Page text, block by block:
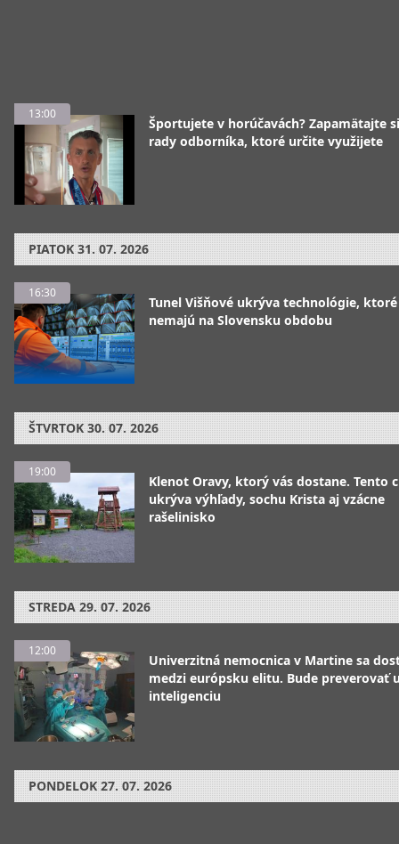
13:00
Športujete v horúčavách? Zapamätajte
rady odborníka, ktoré určite využijete
PIATOK 31. 07. 2026
16:30
Tunel Višňové ukrýva technológie, ktoré
nemajú na Slovensku obdobu
ŠTVRTOK 30. 07. 2026
19:00
Klenot Oravy, ktorý vás dostane. Tento
ukrýva výhľady, sochu Krista aj vzácne
rašelinisko
STREDA 29. 07. 2026
12:00
Univerzitná nemocnica v Martine sa
medzi európsku elitu. Bude preverovať
inteligenciu
PONDELOK 27. 07. 2026